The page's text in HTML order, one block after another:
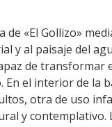
«El Gollizo»
y al paisaje del
de transformar
el interior de la
otra de uso
y contemplativo.